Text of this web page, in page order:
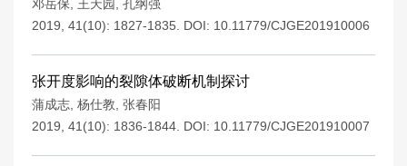
邓岳保 王天园
孔纲强
2019, 41(10): 1827-1835.
DOI: 10.11779/CJGE201910006
张开度影响的裂隙体破断机制探讨
蒲成志 杨仕教 张春阳
2019, 41(10): 1836-1844. DOI: 10.11779/CJGE201910007